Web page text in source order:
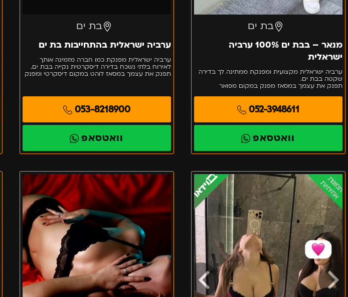
בת ים
מנאר – בבת ים 100% ערביה
ישראלית
ערביה ישראלית מקצועית ומפנקת ממתינה לך בדירה
שקטה בבת ים.
תפנק את עצמך במסאז מפנק במקום מפואר
052-3948611
וואטסאפ
בת ים
ערביה ישראלית בהתחייבות בת ים
ערביה ישראלית מפנקת כמו חברה מזמינה אותך
לאירוח בלתי נשכח בדירה דיסקרטית נקייה בבת ים.
תפנק את עצמך במסאז לוהט במקום דיסקרטי ומפנק
053-8218900
וואטסאפ
🎞️וידאו תמונות
אמיתיות
2
חברות
שובבות
ודומיננטיות
בחורה
כוסית
בת